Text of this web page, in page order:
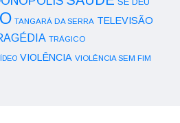
TANGARÁ DA SERRA TELEVISÃO
TRÁGICO
VIOLÊNCIA VIOLÊNCIA SEM FIM